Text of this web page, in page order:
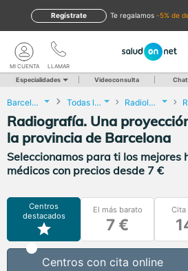
te regalamos -5% de
Regístrate
LLAMAR
MI CUENTA
Especialidades Videoconsulta
Barcelona Todas las localidades Radiología
Radiografía. Una
la provincia de Barcelona
Seleccionamos para ti los mejores
médicos con precios desde 7 €
Centros
destacados
El más barato
7 €
Cita
Centros con cita online